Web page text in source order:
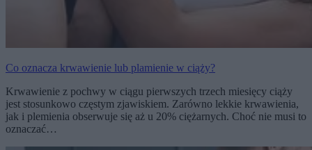
Co oznacza krwawienie lub plamienie w ciąży?
Krwawienie z pochwy w ciągu pierwszych trzech miesięcy ciąży
jest stosunkowo częstym zjawiskiem. Zarówno lekkie krwawienia,
jak i plemienia obserwuje się aż u 20% ciężarnych. Choć nie musi to
oznaczać…